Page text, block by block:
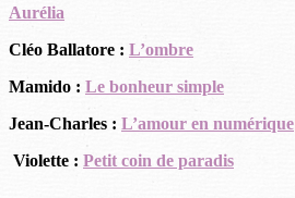
Aurélia
Cléo Ballatore : L’ombre
Mamido : Le bonheur simple
Jean-Charles : L’amour en numérique
Violette : Petit coin de paradis